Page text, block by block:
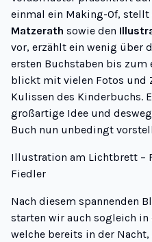
einmal ein Making-Of, stellt
Matzerath sowie den
vor, erzählt ein wenig über
ersten Buchstaben bis
blickt mit vielen Fotos und
Kulissen des Kinderbuchs.
großartige Idee und
Buch nun unbedingt
Illustration am Lichtbrett –
Fiedler
Nach diesem spannenden
starten wir auch sogleich in
welche bereits in der